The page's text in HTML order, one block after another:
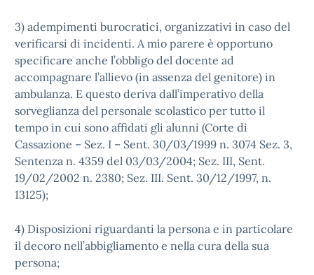
3) adempimenti burocratici, organizzativi in caso del
verificarsi di incidenti. A mio parere è opportuno
specificare anche l’obbligo del docente ad
accompagnare l’allievo (in assenza del genitore) in
ambulanza. E questo deriva dall’imperativo della
sorveglianza del personale scolastico per tutto il
tempo in cui sono affidati gli alunni (Corte di
Cassazione – Sez. I – Sent. 30/03/1999 n. 3074 Sez. 3,
Sentenza n. 4359 del 03/03/2004; Sez. III, Sent.
19/02/2002 n. 2380; Sez. III. Sent. 30/12/1997, n.
13125);
4) Disposizioni riguardanti la persona e in particolare
il decoro nell’abbigliamento e nella cura della sua
persona;